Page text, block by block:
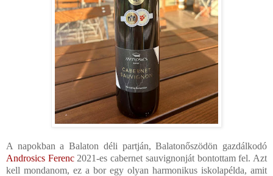
A napokban a Balaton déli partján, Balatonőszödön gazdálkodó
Androsics Ferenc2021-es cabernet sauvignonját bontottam fel. Azt
kell mondanom, ez a bor egy olyan harmonikus iskolapélda, amit